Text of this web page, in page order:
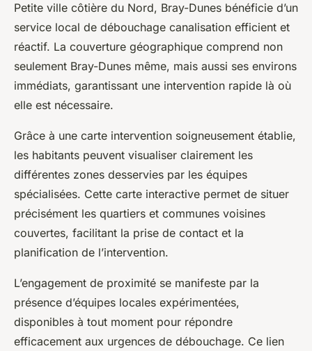
Petite ville côtière du Nord, Bray-Dunes bénéficie d’un
service local de débouchage canalisation efficient et
réactif. La couverture géographique comprend non
seulement Bray-Dunes même, mais aussi ses environs
immédiats, garantissant une intervention rapide là où
elle est nécessaire.
Grâce à une carte intervention soigneusement établie,
les habitants peuvent visualiser clairement les
différentes zones desservies par les équipes
spécialisées. Cette carte interactive permet de situer
précisément les quartiers et communes voisines
couvertes, facilitant la prise de contact et la
planification de l’intervention.
L’engagement de proximité se manifeste par la
présence d’équipes locales expérimentées,
disponibles à tout moment pour répondre
efficacement aux urgences de débouchage. Ce lien